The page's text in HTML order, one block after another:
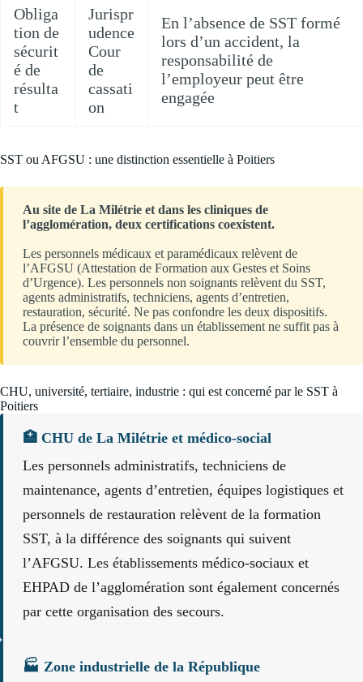
Obliga
tion de
sécurit
é de
résulta
t
Jurispr
udence
Cour
de
cassati
on
En l’absence de SST formé
lors d’un accident, la
responsabilité de
l’employeur peut être
engagée
SST ou AFGSU : une distinction essentielle à Poitiers
Au site de La Milétrie et dans les cliniques de
l’agglomération, deux certifications coexistent.
Les personnels médicaux et paramédicaux relèvent de
l’AFGSU (Attestation de Formation aux Gestes et Soins
d’Urgence). Les personnels non soignants relèvent du SST,
agents administratifs, techniciens, agents d’entretien,
restauration, sécurité. Ne pas confondre les deux dispositifs.
La présence de soignants dans un établissement ne suffit pas à
couvrir l’ensemble du personnel.
CHU, université, tertiaire, industrie : qui est concerné par le SST à
Poitiers
🏥 CHU de La Milétrie et médico-social
Les personnels administratifs, techniciens de
maintenance, agents d’entretien, équipes logistiques et
personnels de restauration relèvent de la formation
SST, à la différence des soignants qui suivent
l’AFGSU. Les établissements médico-sociaux et
EHPAD de l’agglomération sont également concernés
par cette organisation des secours.
🏭 Zone industrielle de la République